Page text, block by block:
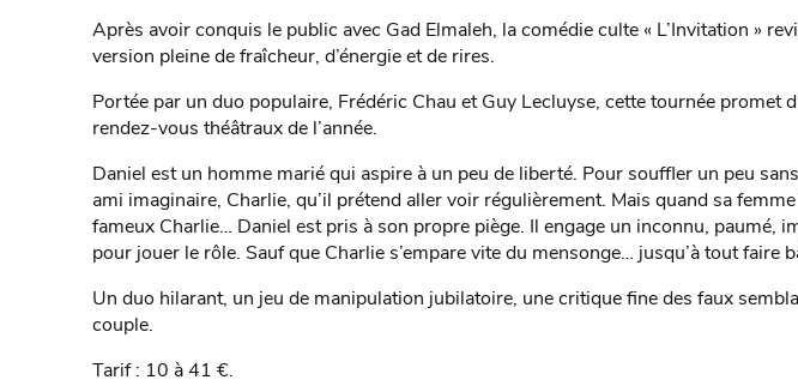
Après avoir conquis le public avec Gad Elmaleh, la comédie culte « L’Invitation »
version pleine de fraîcheur, d’énergie et de rires.
Portée par un duo populaire, Frédéric Chau et Guy Lecluyse, cette tournée promet
rendez-vous théâtraux de l’année.
Daniel est un homme marié qui aspire à un peu de liberté. Pour souffler un peu
ami imaginaire, Charlie, qu’il prétend aller voir régulièrement. Mais quand sa
fameux Charlie… Daniel est pris à son propre piège. Il engage un inconnu, paumé,
pour jouer le rôle. Sauf que Charlie s’empare vite du mensonge… jusqu’à tout faire
Un duo hilarant, un jeu de manipulation jubilatoire, une critique fine des faux
couple.
Tarif : 10 à 41 €.